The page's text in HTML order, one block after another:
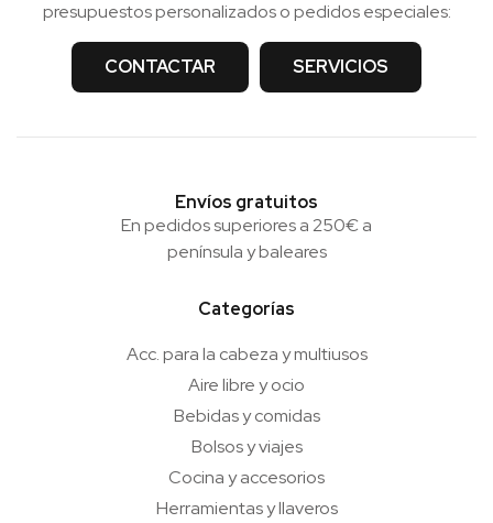
presupuestos personalizados o pedidos especiales:
CONTACTAR SERVICIOS
Envíos gratuitos
En pedidos superiores a 250€ a
península y baleares
Categorías
Acc. para la cabeza y multiusos
Aire libre y ocio
Bebidas y comidas
Bolsos y viajes
Cocina y accesorios
Herramientas y llaveros